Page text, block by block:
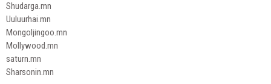
Shudarga.mn
Uuluurhai.mn
Mongoljingoo.mn
Mollywood.mn
saturn.mn
Sharsonin.mn